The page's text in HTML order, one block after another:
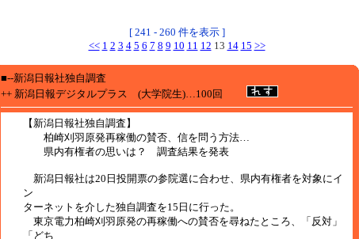
[241 - 260 件を表示 ]
<< 1 2 3 4 5 6 7 8 9 10 11 12 13 14 15 >>
■--新潟日報社独自調査
++ 新潟日報デジタルプラス (大学院生)…100回
【新潟日報社独自調査】
柏崎刈羽原発再稼働の賛否、信を問う方法…
県内有権者の思いは？ 調査結果を発表
新潟日報社は20日投開票の参院選に合わせ、県内有権者を対象にイ
ン
ターネットを介した独自調査を15日に行った。
東京電力柏崎刈羽原発の再稼働への賛否を尋ねたところ、「反対」
「どち